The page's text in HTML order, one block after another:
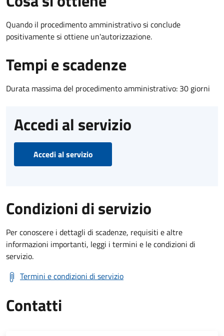
Quando il procedimento amministrativo si conclude
positivamente si ottiene un'autorizzazione.
Tempi e scadenze
Durata massima del procedimento amministrativo: 30 giorni
Accedi al servizio
Accedi al servizio
Condizioni di servizio
Per conoscere i dettagli di scadenze, requisiti e altre
informazioni importanti, leggi i termini e le condizioni di
servizio.
Termini e condizioni di servizio
Contatti